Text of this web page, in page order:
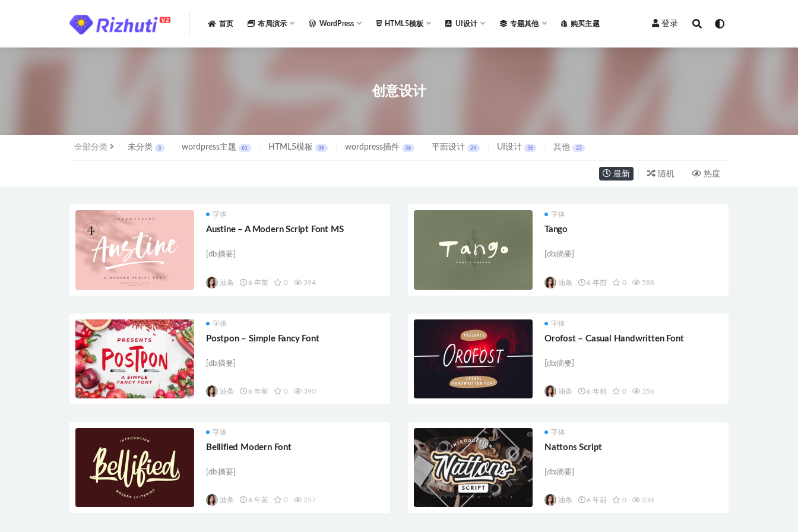
首页 布局演示 WordPress HTML5模板 UI设计 专题其他 购买主题 登录
创意设计
全部分类 未分类 3 wordpress主题 61 HTML5模板 36 wordpress插件 36 平面设计 24 UI设计 36 其他 25
最新 随机 热度
字体
Austine – A Modern Script Font MS
[db:摘要]
油条 6 年前 0 394
字体
Tango
[db:摘要]
油条 6 年前 0 588
字体
Postpon – Simple Fancy Font
[db:摘要]
油条 6 年前 0 390
字体
Orofost – Casual Handwritten Font
[db:摘要]
油条 6 年前 0 356
字体
Bellified Modern Font
[db:摘要]
油条 6 年前 0 257
字体
Nattons Script
[db:摘要]
油条 6 年前 0 234